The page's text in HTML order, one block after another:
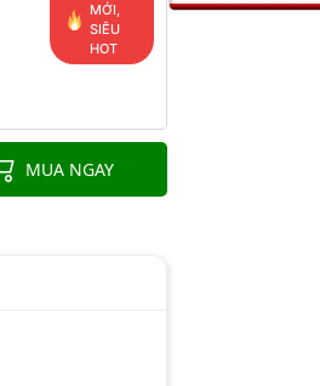
MỚI,
SIÊU
HOT
MUA NGAY